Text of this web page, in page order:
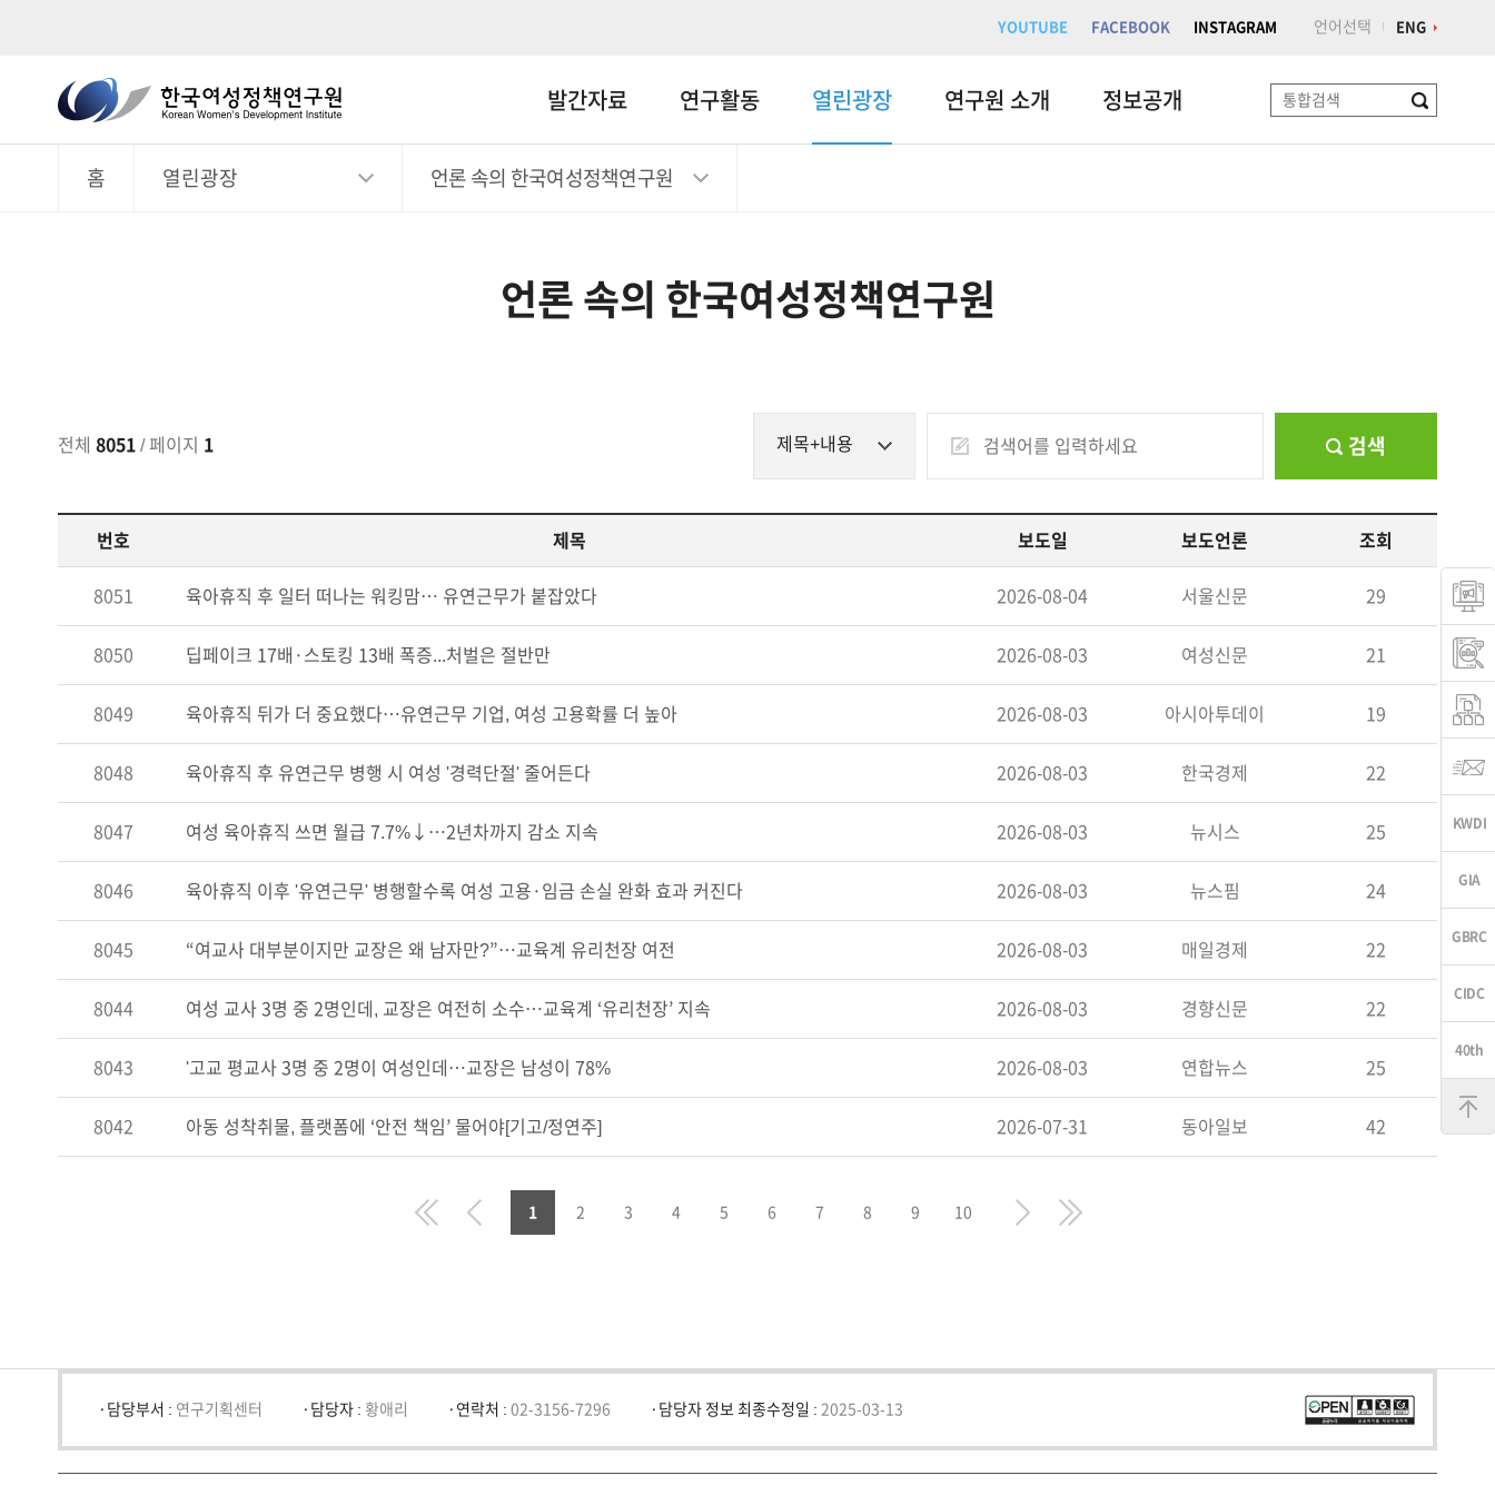
YOUTUBE FACEBOOK INSTAGRAM 언어선택 ENG
한
국
여
Development
검
체
발간자료 연구활동 열린광장 연구원 소개 정보공개
홈 열린광장 언론 속의 한국여성정책연구원
언론 속의 한국여성정책연구원
전체 8051 / 페이지 1 검색
번호 제목 보도일 보도언론 조회
8051 육아휴직 후 일터 떠나는 워킹맘… 유연근무가 붙잡았다 2026-08-04 서울신문 29
8050 딥페이크 17배·스토킹 13배 폭증...처벌은 절반만 2026-08-03 여성신문 21
8049 육아휴직 뒤가 더 중요했다…유연근무 기업, 여성 고용확률 더 높아 2026-08-03 아시아투데이 19
8048 육아휴직 후 유연근무 병행 시 여성 '경력단절' 줄어든다 2026-08-03 한국경제 22
8047 여성 육아휴직 쓰면 월급 7.7%↓…2년차까지 감소 지속 2026-08-03 뉴시스 25
8046 육아휴직 이후 '유연근무' 병행할수록 여성 고용·임금 손실 완화 효과 커진다 2026-08-03 뉴스핌 24
8045 “여교사 대부분이지만 교장은 왜 남자만?”…교육계 유리천장 여전 2026-08-03 매일경제 22
8044 여성 교사 3명 중 2명인데, 교장은 여전히 소수…교육계 ‘유리천장’ 지속 2026-08-03 경향신문 22
8043 '고교 평교사 3명 중 2명이 여성인데…교장은 남성이 78% 2026-08-03 연합뉴스 25
8042 아동 성착취물, 플랫폼에 ‘안전 책임’ 물어야[기고/정연주] 2026-07-31 동아일보 42
First Prev 1 2 3 4 5 6 7 8 9 10 Next Last
담당부서 : 연구기획센터 담당자 : 황애리 연락처 : 02-3156-7296 담당자 정보 최종수정일 : 2025-03-13